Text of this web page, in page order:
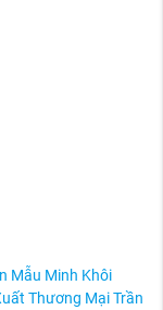
Mẫu Minh Khôi
Thương Mại Trần